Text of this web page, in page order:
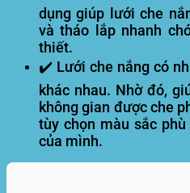
dụng giúp lưới che
và tháo lắp nhanh
thiết.
✔️ Lưới che nắng có
khác nhau. Nhờ đó,
không gian được che
tùy chọn màu sắc
của mình.